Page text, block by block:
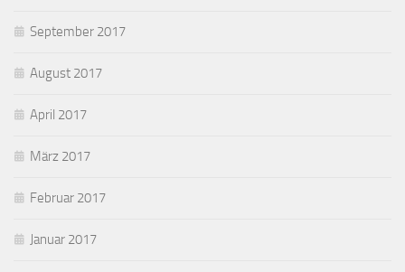
September 2017
August 2017
April 2017
März 2017
Februar 2017
Januar 2017